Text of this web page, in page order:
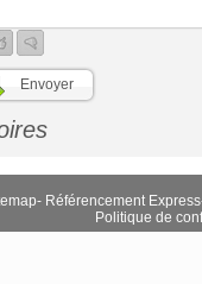
- Référencement Express
Politique de